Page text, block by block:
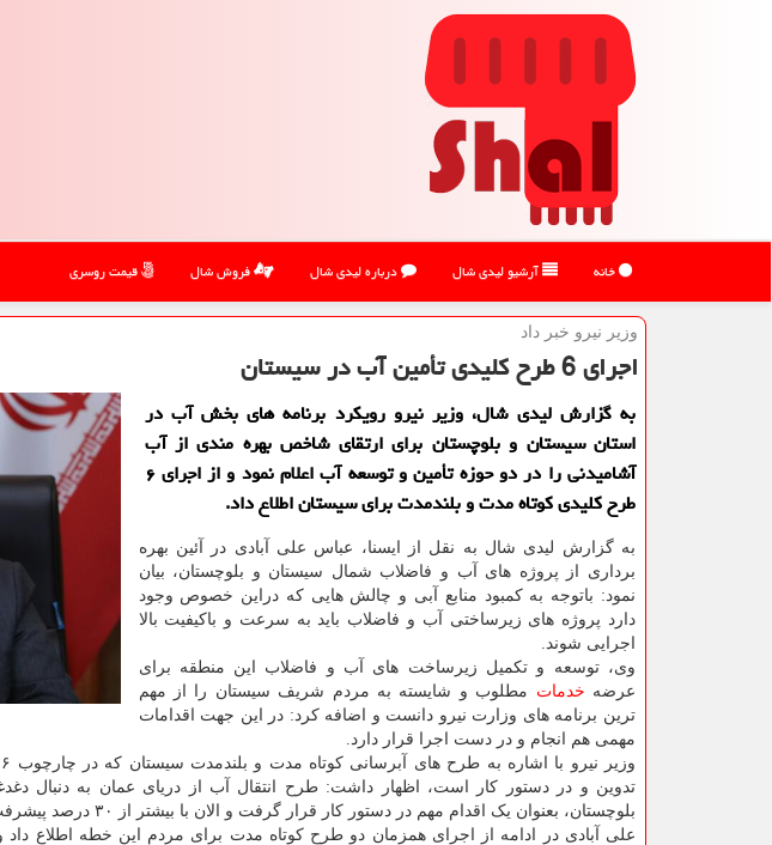
خانه آرشیو لیدی شال درباره لیدی شال فروش شال قیمت روسری
وزیر نیرو خبر داد
اجرای 6 طرح کلیدی تأمین آب در سیستان
به گزارش لیدی شال، وزیر نیرو رویکرد برنامه های بخش آب در
استان سیستان و بلوچستان برای ارتقای شاخص بهره مندی از آب
آشامیدنی را در دو حوزه تأمین و توسعه آب اعلام نمود و از اجرای ۶
طرح کلیدی کوتاه مدت و بلندمدت برای سیستان اطلاع داد.
به گزارش لیدی شال به نقل از ایسنا، عباس علی آبادی در آئین بهره
برداری از پروژه های آب و فاضلاب شمال سیستان و بلوچستان، بیان
نمود: باتوجه به کمبود منابع آبی و چالش هایی که دراین خصوص وجود
دارد پروژه های زیرساختی آب و فاضلاب باید به سرعت و باکیفیت بالا
اجرایی شوند.
وی، توسعه و تکمیل زیرساخت های آب و فاضلاب این منطقه برای
عرضه خدمات مطلوب و شایسته به مردم شریف سیستان را از مهم
ترین برنامه های وزارت نیرو دانست و اضافه کرد: در این جهت اقدامات
مهمی هم انجام و در دست اجرا قرار دارد.
تدوین و در دستور کار است، اظهار داشت: طرح انتقال آب از دریای عمان به دنبال
بلوچستان، بعنوان یک اقدام مهم در دستور کار قرار گرفت و الان با بیشتر از ۳۰ درصد پیشرفت در حال اجراست.
علی آبادی در ادامه از اجرای همزمان دو طرح کوتاه مدت برای مردم این خطه اطلاع